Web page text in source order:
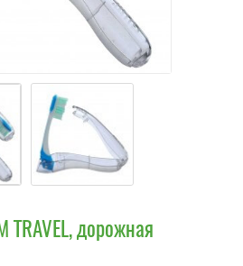
TRAVEL, дорожная